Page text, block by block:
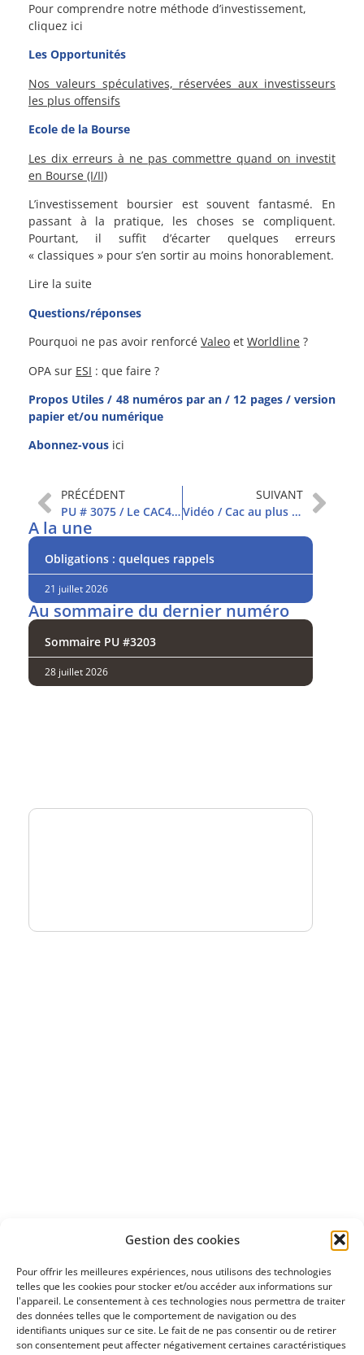
Gestion des cookies
Pour offrir les meilleures expériences, nous utilisons des technologies
telles que les cookies pour stocker et/ou accéder aux informations sur
l'appareil. Le consentement à ces technologies nous permettra de traiter
des données telles que le comportement de navigation ou des
identifiants uniques sur ce site. Le fait de ne pas consentir ou de retirer
son consentement peut affecter négativement certaines caractéristiques
Pour comprendre notre méthode d’investissement,
cliquez ici
Les Opportunités
Nos valeurs spéculatives, réservées aux investisseurs
les plus offensifs
Ecole de la Bourse
Les dix erreurs à ne pas commettre quand on investit
en Bourse (I/II)
L’investissement boursier est souvent fantasmé. En
passant à la pratique, les choses se compliquent.
Pourtant, il suffit d’écarter quelques erreurs
« classiques » pour s’en sortir au moins honorablement.
Lire la suite
Questions/réponses
Pourquoi ne pas avoir renforcé Valeo et Worldline ?
OPA sur ESI : que faire ?
Propos Utiles / 48 numéros par an / 12 pages / version
papier et/ou numérique
Abonnez-vous ici
PRÉCÉDENT
PU # 3075 / Le CAC40 revient à son sommet
SUIVANT
Vidéo / Cac au plus haut : acheter ou vendre ?
A la une
Obligations : quelques rappels
21 juillet 2026
Au sommaire du dernier numéro
Sommaire PU #3203
28 juillet 2026
Découvrez